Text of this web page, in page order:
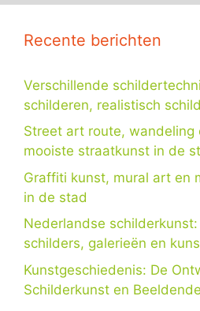
Recente berichten
Verschillende
schilderen, realistisch
Street art route, wandeling
mooiste straatkunst in de
Graffiti kunst, mural art en
in de stad
Nederlandse
schilders, galerieën en
Kunstgeschiedenis: De
Schilderkunst en